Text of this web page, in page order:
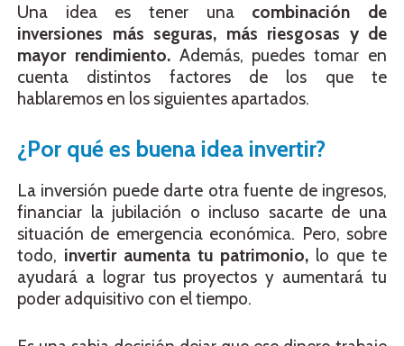
Una idea es tener una combinación de
inversiones más seguras, más riesgosas y de
mayor rendimiento.Además, puedes tomar en
cuenta distintos factores de los que te
hablaremos en los siguientes apartados.
¿Por qué es buena idea invertir?
La inversión puede darte otra fuente de ingresos,
financiar la jubilación o incluso sacarte de una
situación de emergencia económica. Pero, sobre
todo, invertir aumenta tu patrimonio, lo que te
ayudará a lograr tus proyectos y aumentará tu
poder adquisitivo con el tiempo.